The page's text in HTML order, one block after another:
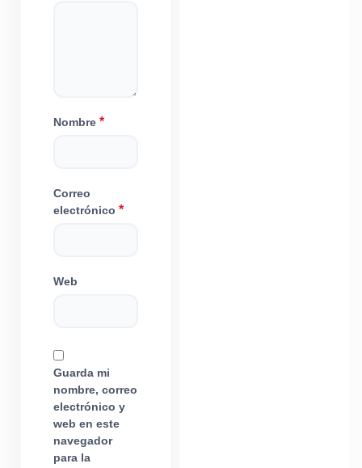
Nombre *
Correo
electrónico *
Web
Guarda mi
nombre, correo
electrónico y
web en este
navegador
para la